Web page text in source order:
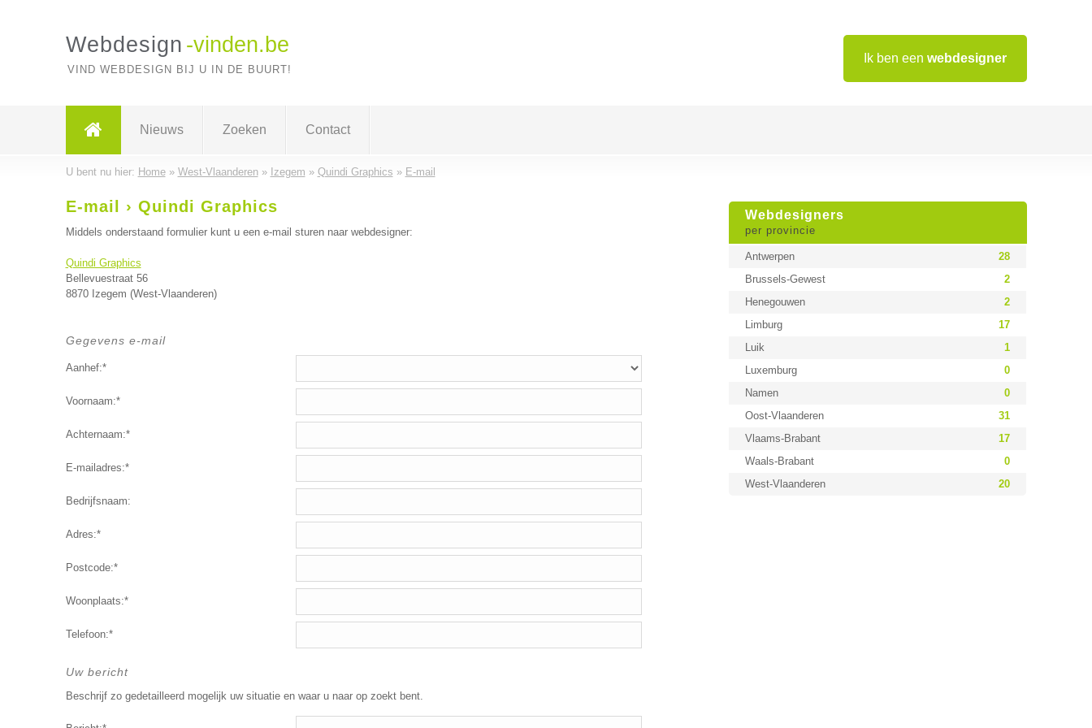
Ik ben een webdesigner
Webdesign -vinden.be
VIND WEBDESIGN BIJ U IN DE BUURT!
Nieuws Zoeken Contact
U bent nu hier: Home» West-Vlaanderen» Izegem » Quindi Graphics » E-mail
Webdesigners
per provincie
Antwerpen
28
Brussels-Gewest
2
Henegouwen
2
Limburg
17
Luik
1
Luxemburg
0
Namen
0
Oost-Vlaanderen
31
Vlaams-Brabant
17
Waals-Brabant
0
West-Vlaanderen
20
E-mail › Quindi Graphics
Middels onderstaand formulier kunt u een e-mail sturen naar webdesigner:
Quindi Graphics
Bellevuestraat 56
8870 Izegem (West-Vlaanderen)
Gegevens e-mail
Aanhef:*
Voornaam:*
Achternaam:*
E-mailadres:*
Bedrijfsnaam:
Adres:*
Postcode:*
Woonplaats:*
Telefoon:*
Uw bericht
Beschrijf zo gedetailleerd mogelijk uw situatie en waar u naar op zoekt bent.